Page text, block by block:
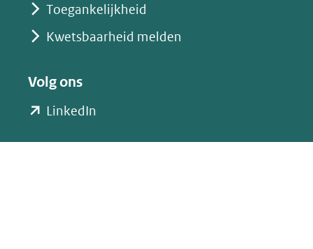
Toegankelijkheid
Kwetsbaarheid melden
Volg ons
LinkedIn